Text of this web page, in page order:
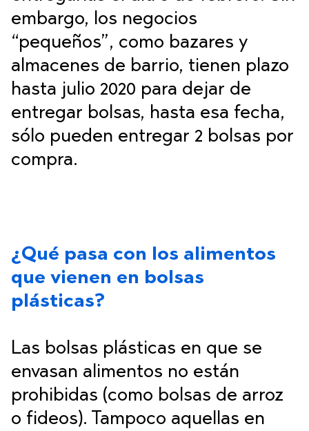
embargo, los negocios
“pequeños”, como bazares y
almacenes de barrio, tienen plazo
hasta julio 2020 para dejar de
entregar bolsas, hasta esa fecha,
sólo pueden entregar 2 bolsas por
compra.
¿Qué pasa con los alimentos
que vienen en bolsas
plásticas?
Las bolsas plásticas en que se
envasan alimentos no están
prohibidas (como bolsas de arroz
o fideos). Tampoco aquellas en